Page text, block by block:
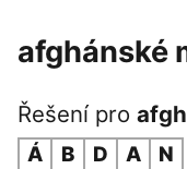
afghánské
Řešení pro
Á B D A
N